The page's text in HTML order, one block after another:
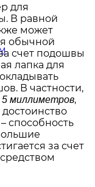
для
В равной
может
обычной
счет подошвы
лапка для
В частности,
5 миллиметров,
способность
за счет